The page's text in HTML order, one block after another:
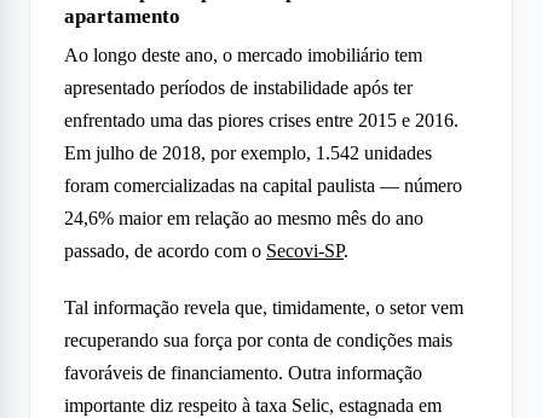
apartamento
Ao longo deste ano, o mercado imobiliário tem
apresentado períodos de instabilidade após ter
enfrentado uma das piores crises entre 2015 e 2016.
Em julho de 2018, por exemplo, 1.542 unidades
foram comercializadas na capital paulista — número
24,6% maior em relação ao mesmo mês do ano
passado, de acordo com o Secovi-SP.
Tal informação revela que, timidamente, o setor vem
recuperando sua força por conta de condições mais
favoráveis de financiamento. Outra informação
importante diz respeito à taxa Selic, estagnada em